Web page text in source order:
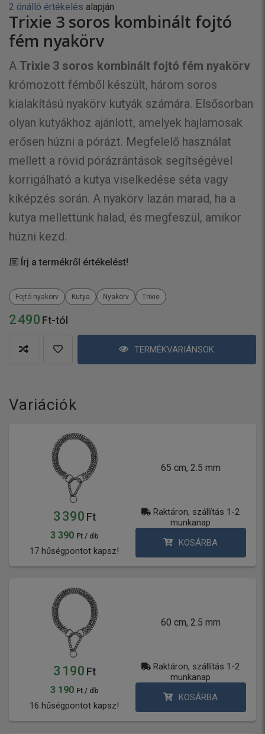
2 önálló értékelés alapján
Trixie 3 soros kombinált fojtó
fém nyakörv
2 490 Ft-tól
TERMÉKVARIÁNSOK
A Trixie 3 soros kombinált fojtó fém nyakörv
krómozott fémből készült, három soros
kialakítású nyakörv kutyák számára. Elsősorban
olyan kutyákhoz ajánlott, amelyek hajlamosak
erősen húzni a pórázt. Megfelelő használat
mellett a rövid pórázrántások segítségével
korrigálható a kutya viselkedése séta vagy
kiképzés során. A nyakörv lazán marad, ha a
kutya mellettünk halad, és megfeszül, amikor
húzni kezd.
Írj a termékről értékelést!
Fojtó nyakörv Kutya Nyakörv Trixie
Variációk
65 cm, 2.5 mm
3 390 Ft
3 390 Ft / db
17 hűségpontot kapsz!
Raktáron, szállítás 1-2
munkanap
KOSÁRBA
60 cm, 2.5 mm
3 190 Ft
3 190 Ft / db
16 hűségpontot kapsz!
Raktáron, szállítás 1-2
munkanap
KOSÁRBA